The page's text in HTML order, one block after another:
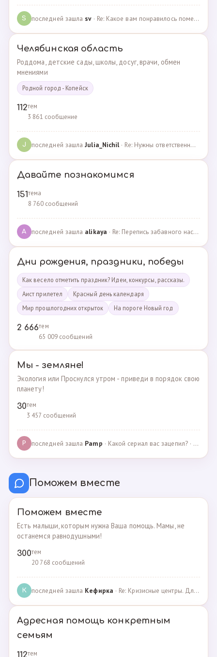
S последней зашла sv· Re: Какое вам понравилось помещения для проведения … · 07.05.2025
Челябинская область
Роддома, детские сады, школы, досуг, врачи, обмен
мнениями
Родной город - Копейск
112тем
3 861 сообщение
J последней зашлаJulia_Nichil· Re: Нужны ответственные и любящие детей сотрудники … · 22.07.2024
Давайте познакомимся
151тема
8 760 сообщений
A последней зашла alikaya · Re: Перепись забавного населения!!! · 09.09.2023
Дни рождения, праздники, победы
Как весело отметить праздник? Идеи, конкурсы, рассказы.
Аист прилетел
Красный день календаря
Мир прошлогодних открыток
На пороге Новый год
2 666тем
65 009 сообщений
Мы - земляне!
Экология или Проснулся утром - приведи в порядок свою
планету!
30тем
3 457 сообщений
P последней зашла Pamp · Какой сериал вас зацепил? · 07.05.2025
Поможем вместе
Поможем вместе
Есть малыши, которым нужна Ваша помощь. Мамы, не
останемся равнодушными!
300тем
20 768 сообщений
К последней зашла Кефирка · Re: Кризисные центры. Для женщин, попавших в трудн… · 06.03.2022
Адресная помощь конкретным
семьям
112тем